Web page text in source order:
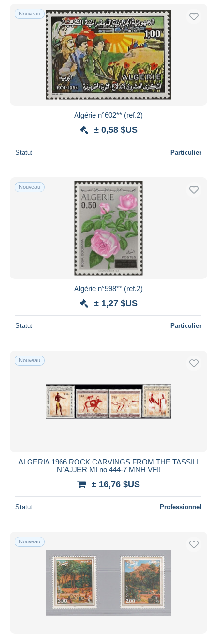
Uniquement en réduction
Livraison gratuite
Méthodes de paiement
PayPal
Virement bancaire
Visa
Mastercard
Bancontact
Tout désélectionner
Monde entier
Appliquer
Nouveau
Algérie n°602** (ref.2)
± 0,58 $US
Statut Particulier
Nouveau
Algérie n°598** (ref.2)
± 1,27 $US
Statut Particulier
Nouveau
ALGERIA 1966 ROCK CARVINGS FROM THE TASSILI
N`AJJER MI no 444-7 MNH VF!!
± 16,76 $US
Statut Professionnel
Nouveau